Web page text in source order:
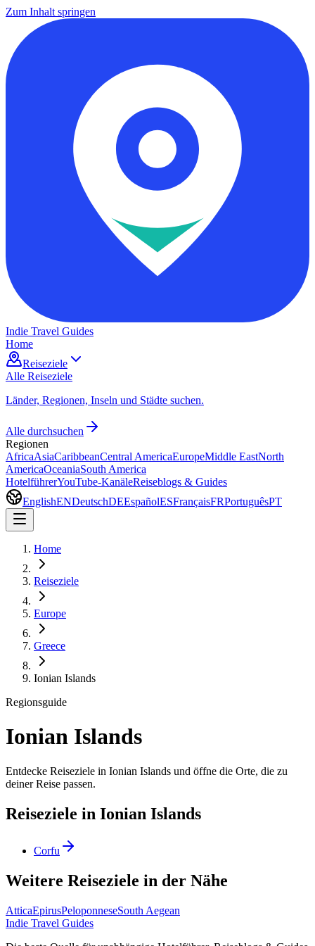
Zum Inhalt springen
Indie Travel Guides
Home
Reiseziele
Alle Reiseziele
Länder, Regionen, Inseln und Städte suchen.
Alle durchsuchen
Regionen
AfricaAsiaCaribbeanCentral AmericaEuropeMiddle EastNorth
AmericaOceaniaSouth America
HotelführerYouTube-KanäleReiseblogs & Guides
EnglishENDeutschDEEspañolESFrançaisFRPortuguêsPT
Home
Reiseziele
Europe
Greece
Ionian Islands
Regionsguide
Ionian Islands
Entdecke Reiseziele in Ionian Islands und öffne die Orte, die zu
deiner Reise passen.
Reiseziele in Ionian Islands
Corfu
Weitere Reiseziele in der Nähe
AtticaEpirusPeloponneseSouth Aegean
Indie Travel Guides